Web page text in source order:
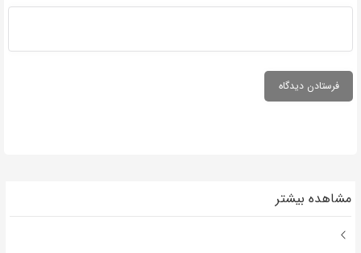
مشاهده بیشتر